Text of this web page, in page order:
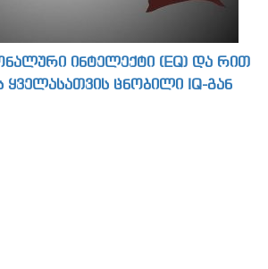
ინტელექტი (EQ) და რით
ყველასათვის ცნობილი IQ-გან